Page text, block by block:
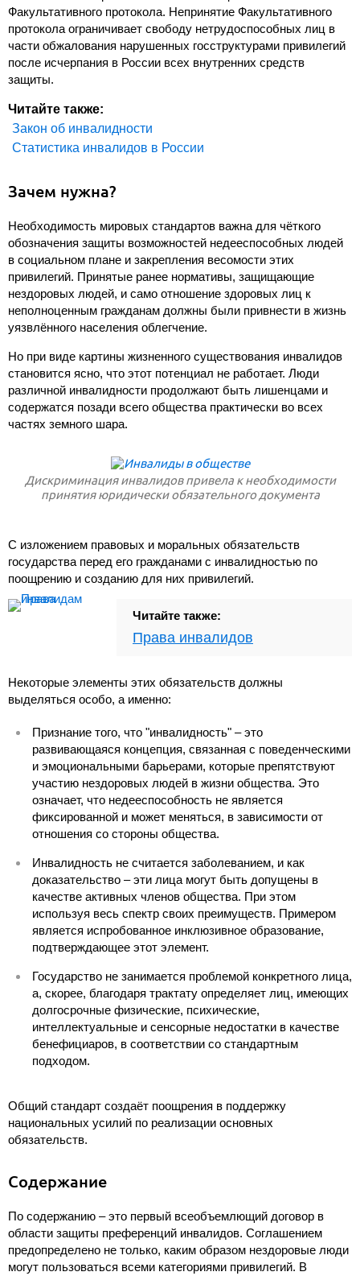
Факультативного протокола. Непринятие Факультативного
протокола ограничивает свободу нетрудоспособных лиц в
части обжалования нарушенных госструктурами привилегий
после исчерпания в России всех внутренних средств
защиты.
Читайте также:
Закон об инвалидности
Статистика инвалидов в России
Зачем нужна?
Необходимость мировых стандартов важна для чёткого
обозначения защиты возможностей недееспособных людей
в социальном плане и закрепления весомости этих
привилегий. Принятые ранее нормативы, защищающие
нездоровых людей, и само отношение здоровых лиц к
неполноценным гражданам должны были привнести в жизнь
уязвлённого населения облегчение.
Но при виде картины жизненного существования инвалидов
становится ясно, что этот потенциал не работает. Люди
различной инвалидности продолжают быть лишенцами и
содержатся позади всего общества практически во всех
частях земного шара.
Дискриминация инвалидов привела к необходимости
принятия юридически обязательного документа
С изложением правовых и моральных обязательств
государства перед его гражданами с инвалидностью по
поощрению и созданию для них привилегий.
Читайте также:
Права инвалидов
Некоторые элементы этих обязательств должны
выделяться особо, а именно:
Признание того, что "инвалидность" – это
развивающаяся концепция, связанная с поведенческими
и эмоциональными барьерами, которые препятствуют
участию нездоровых людей в жизни общества. Это
означает, что недееспособность не является
фиксированной и может меняться, в зависимости от
отношения со стороны общества.
Инвалидность не считается заболеванием, и как
доказательство – эти лица могут быть допущены в
качестве активных членов общества. При этом
используя весь спектр своих преимуществ. Примером
является испробованное инклюзивное образование,
подтверждающее этот элемент.
Государство не занимается проблемой конкретного лица,
а, скорее, благодаря трактату определяет лиц, имеющих
долгосрочные физические, психические,
интеллектуальные и сенсорные недостатки в качестве
бенефициаров, в соответствии со стандартным
подходом.
Общий стандарт создаёт поощрения в поддержку
национальных усилий по реализации основных
обязательств.
Содержание
По содержанию – это первый всеобъемлющий договор в
области защиты преференций инвалидов. Соглашением
предопределено не только, каким образом нездоровые люди
могут пользоваться всеми категориями привилегий. В